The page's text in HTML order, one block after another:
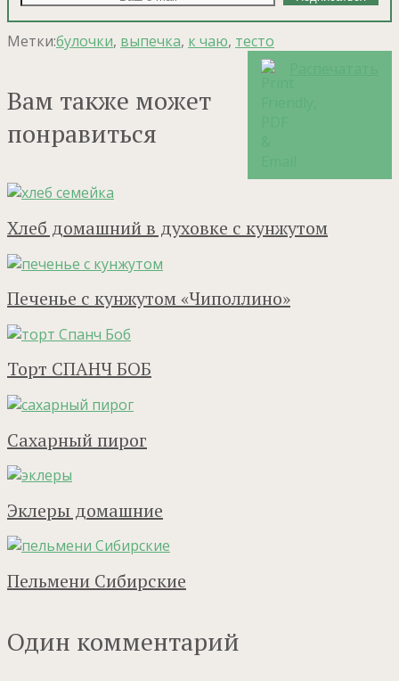
Метки:булочки, выпечка, к чаю, тесто
Вам также может
понравиться
Хлеб домашний в духовке с кунжутом
Печенье с кунжутом «Чиполлино»
Торт СПАНЧ БОБ
Сахарный пирог
Эклеры домашние
Пельмени Сибирские
Один комментарий